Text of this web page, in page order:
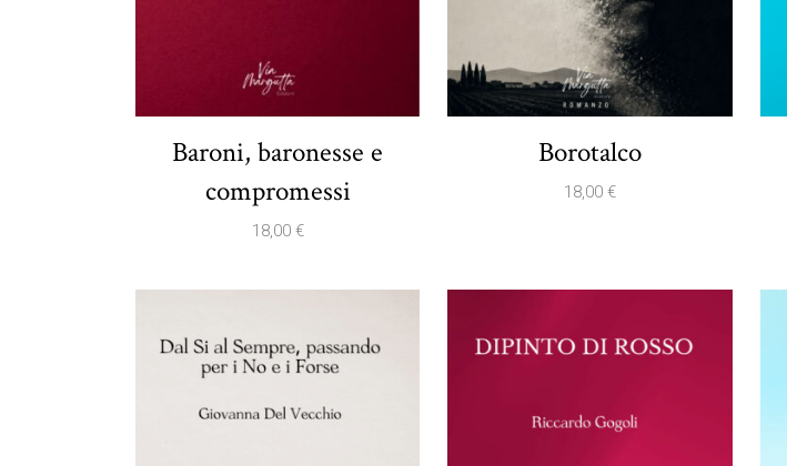
Baroni, baronesse e
compromessi
18,00 €
Borotalco
18,00 €